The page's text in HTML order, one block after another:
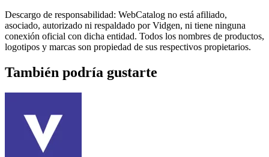
Descargo de responsabilidad: WebCatalog no está afiliado,
asociado, autorizado ni respaldado por Vidgen, ni tiene ninguna
conexión oficial con dicha entidad. Todos los nombres de productos,
logotipos y marcas son propiedad de sus respectivos propietarios.
También podría gustarte